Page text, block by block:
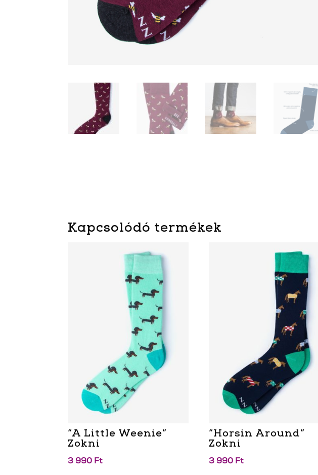
Kapcsolódó termékek
“A Little Weenie”
Zokni
3 990 Ft
“Horsin Around”
Zokni
3 990 Ft